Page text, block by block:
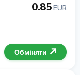
0.85EUR
Обміняти